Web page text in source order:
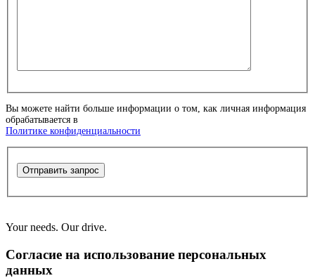
Вы можете найти больше информации о том, как личная информация
обрабатывается в
Политике конфиденциальности
Отправить запрос
Your needs. Our drive.
Согласие на использование персональных
данных